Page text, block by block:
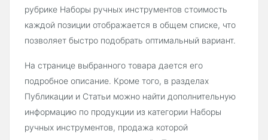
рубрике Наборы ручных инструментов стоимость
каждой позиции отображается в общем списке, что
позволяет быстро подобрать оптимальный вариант.
На странице выбранного товара дается его
подробное описание. Кроме того, в разделах
Публикации и Статьи можно найти дополнительную
информацию по продукции из категории Наборы
ручных инструментов, продажа которой